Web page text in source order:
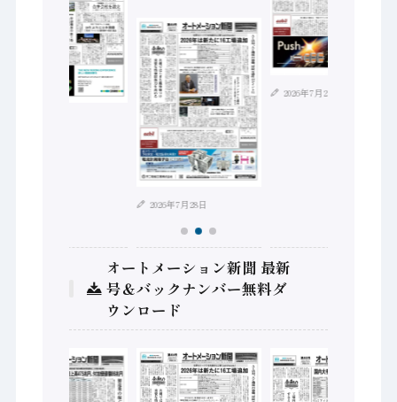
2026年7月28日
2026年7月21日
オートメーション新聞 最新
号＆バックナンバー無料ダ
ウンロード